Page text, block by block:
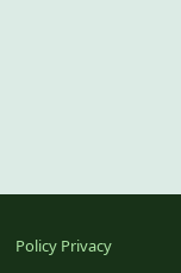
Policy Privacy